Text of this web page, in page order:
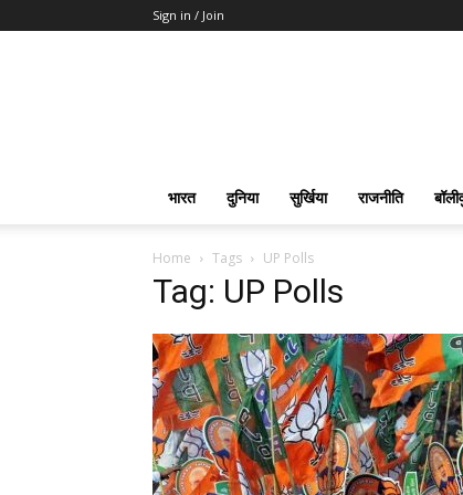
Sign in / Join
भारत दुनिया सुर्खिया राजनीति
Home Tags UP Polls
Tag: UP Polls